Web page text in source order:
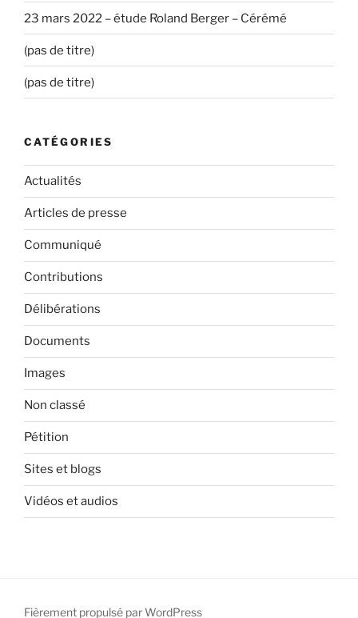
23 mars 2022 – étude Roland Berger – Cérémé
(pas de titre)
(pas de titre)
CATÉGORIES
Actualités
Articles de presse
Communiqué
Contributions
Délibérations
Documents
Images
Non classé
Pétition
Sites et blogs
Vidéos et audios
Fièrement propulsé par WordPress